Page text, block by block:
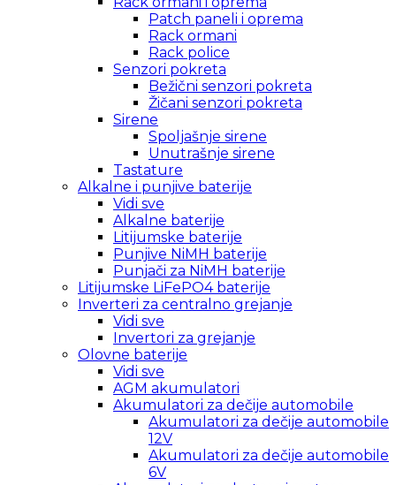
Patch paneli i oprema
Rack ormani
Rack police
Senzori pokreta
Bežični senzori pokreta
Žičani senzori pokreta
Sirene
Spoljašnje sirene
Unutrašnje sirene
Tastature
Alkalne i punjive baterije
Vidi sve
Alkalne baterije
Litijumske baterije
Punjive NiMH baterije
Punjači za NiMH baterije
Litijumske LiFePO4 baterije
Inverteri za centralno grejanje
Vidi sve
Invertori za grejanje
Olovne baterije
Vidi sve
AGM akumulatori
Akumulatori za dečije automobile
Akumulatori za dečije automobile
12V
Akumulatori za dečije automobile
6V